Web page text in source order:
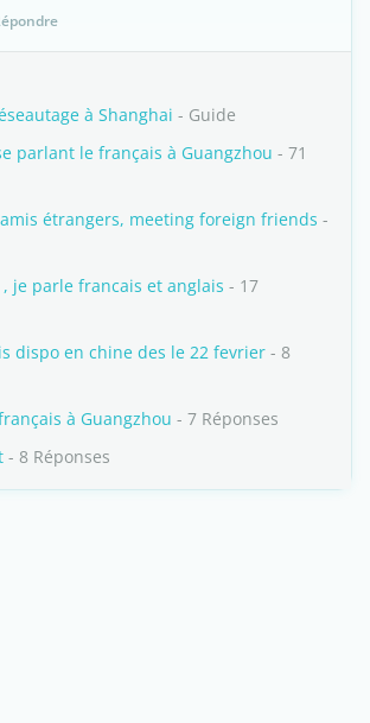
à Shanghai - Guide
parlant le français à Guangzhou - 71
étrangers, meeting foreign friends -
je parle francais et anglais - 17
dispo en chine des le 22 fevrier - 8
à Guangzhou - 7 Réponses
- 8 Réponses